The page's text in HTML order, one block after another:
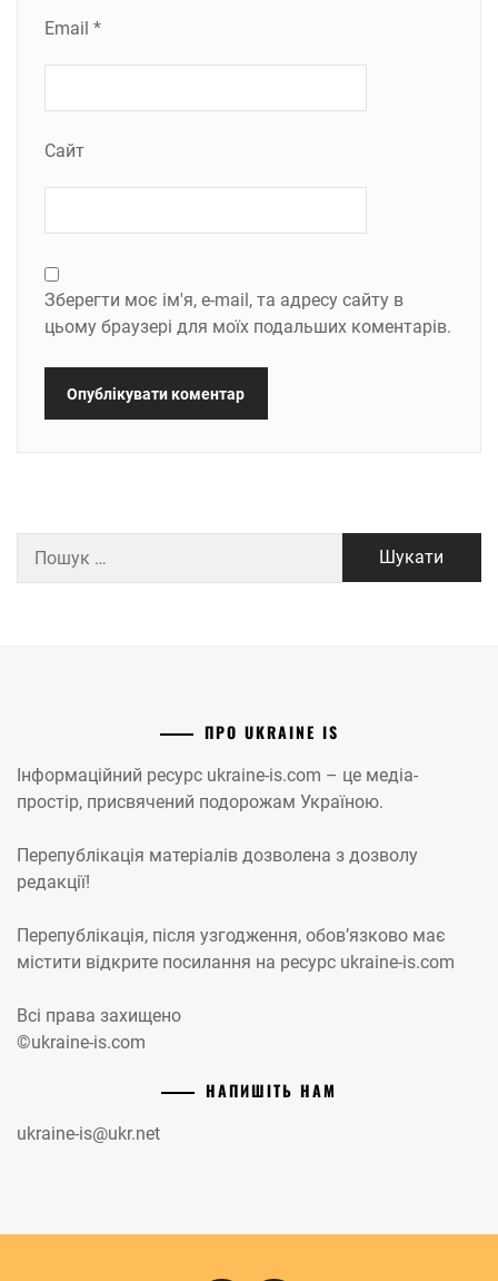
Email *
Сайт
Зберегти моє ім'я, e-mail, та адресу сайту в
цьому браузері для моїх подальших коментарів.
ПРО UKRAINE IS
Інформаційний ресурс ukraine-is.com – це медіа-
простір, присвячений подорожам Україною.
Перепублікація матеріалів дозволена з дозволу
редакції!
Перепублікація, після узгодження, обов’язково має
містити відкрите посилання на ресурс ukraine-is.com
Всі права захищено
©ukraine-is.com
НАПИШІТЬ НАМ
ukraine-is@ukr.net